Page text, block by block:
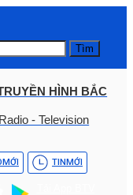
Tìm
HÌNH BẮC
- Television
MỚI TINMỚI